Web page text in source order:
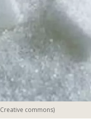
Creative commons)